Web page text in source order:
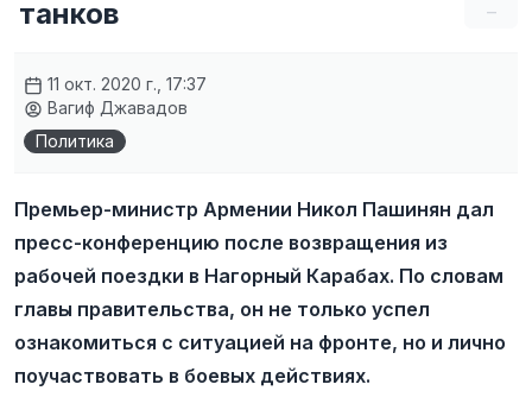
–
танков
11 окт. 2020 г., 17:37
Вагиф Джавадов
Политика
Премьер-министр Армении Никол Пашинян дал
пресс-конференцию после возвращения из
рабочей поездки в Нагорный Карабах. По словам
главы правительства, он не только успел
ознакомиться с ситуацией на фронте, но и лично
поучаствовать в боевых действиях.